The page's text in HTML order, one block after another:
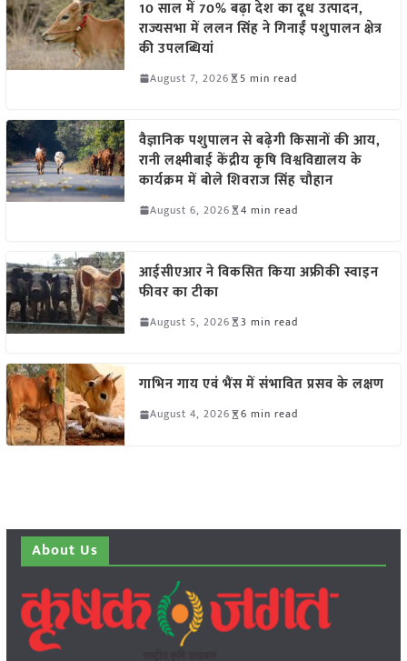
10 साल में 70% बढ़ा देश का दूध उत्पादन,
राज्यसभा में ललन सिंह ने गिनाईं पशुपालन क्षेत्र
की उपलब्धियां
August 7, 2026 5 min read
वैज्ञानिक पशुपालन से बढ़ेगी किसानों की आय,
रानी लक्ष्मीबाई केंद्रीय कृषि विश्वविद्यालय के
कार्यक्रम में बोले शिवराज सिंह चौहान
August 6, 2026 4 min read
आईसीएआर ने विकसित किया अफ्रीकी स्वाइन
फीवर का टीका
August 5, 2026 3 min read
गाभिन गाय एवं भैंस में संभावित प्रसव के लक्षण
August 4, 2026 6 min read
About Us